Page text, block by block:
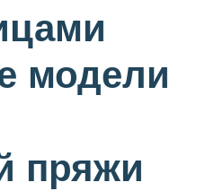
модели
пряжи